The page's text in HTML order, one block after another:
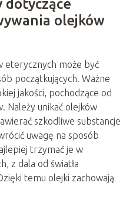
dotyczące
olejków
eterycznych może być
początkujących. Ważne
jakości, pochodzące od
Należy unikać olejków
szkodliwe substancje
uwagę na sposób
trzymać je w
z dala od światła
temu olejki zachowają